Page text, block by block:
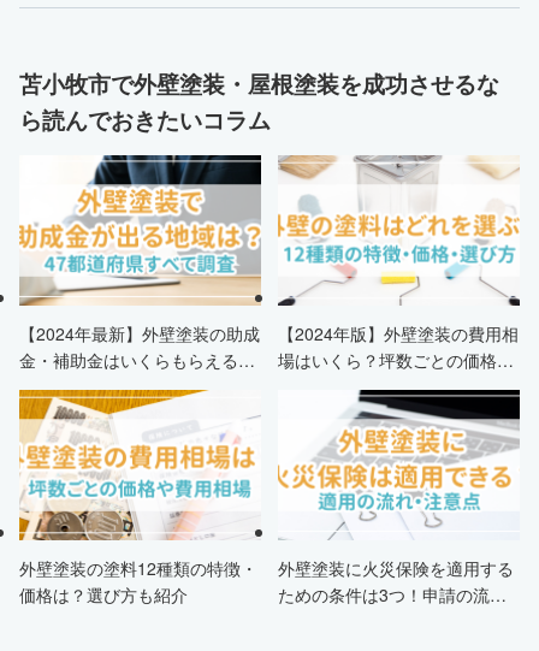
苫小牧市で外壁塗装・屋根塗装を成功させるな
ら読んでおきたいコラム
【2024年最新】外壁塗装の助成
金・補助金はいくらもらえる？
申請条件・市区町村情報・安く
する方法も紹介！
【2024年版】外壁塗装の費用相
場はいくら？坪数ごとの価格も
外壁塗装の塗料12種類の特徴・
価格は？選び方も紹介
外壁塗装に火災保険を適用する
ための条件は3つ！申請の流